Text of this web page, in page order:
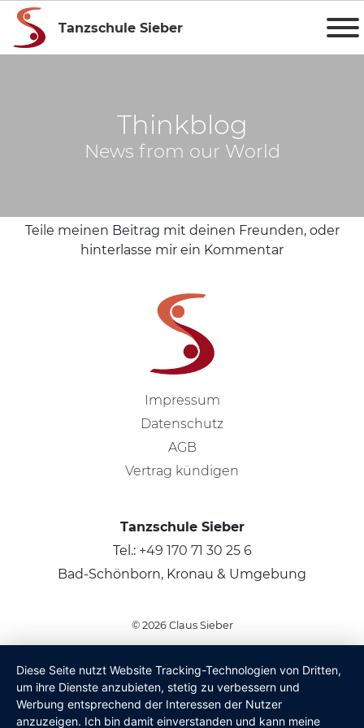
Tanzschule Sieber
Thinkblog
News from our World
Teile meinen Beitrag mit deinen Freunden, oder
hinterlasse mir ein Kommentar
Impressum
Datenschutz
AGB
Vertrag kündigen
Tanzschule Sieber
Tel.: +49 170 71 30 25 6
Bad-Schönborn, Kronau & Umgebung
© 2026 Claus Sieber
Diese Seite nutzt Website Tracking-Technologien von Dritten,
um ihre Dienste anzubieten, stetig zu verbessern und
Werbung entsprechend der Interessen der Nutzer
anzuzeigen. Ich bin damit einverstanden und kann meine